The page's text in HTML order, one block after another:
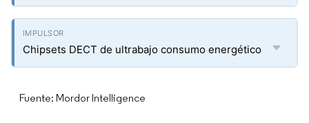
Chipsets DECT de ultrabajo consumo energético
Fuente: Mordor Intelligence